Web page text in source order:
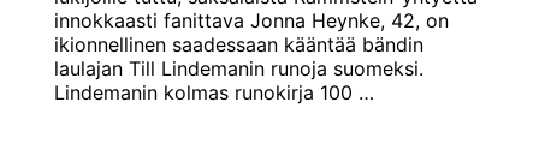
innokkaasti fanittava Jonna Heynke, 42, on
ikionnellinen saadessaan kääntää bändin
laulajan Till Lindemanin runoja suomeksi.
Lindemanin kolmas runokirja 100 …